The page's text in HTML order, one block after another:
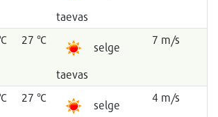
taevas
27 °C
selge
taevas
7 m/s
27 °C
selge
4 m/s